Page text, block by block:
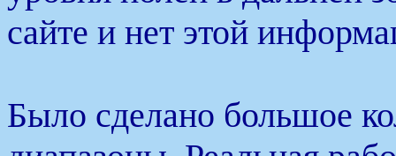
сайте и нет этой
Было сделано большое